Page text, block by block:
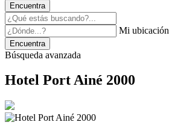
Encuentra
Mi ubicación
Encuentra
Búsqueda avanzada
Hotel Port Ainé 2000